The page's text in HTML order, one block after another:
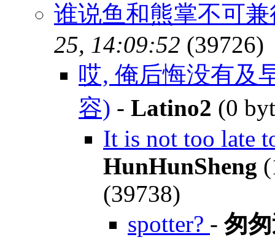
谁说鱼和熊掌不可
25, 14:09:52 (39726)
哎, 俺后悔没有及
容) - Latino2 (0
It is not too late
HunHunSheng
(39738)
spotter? -匆